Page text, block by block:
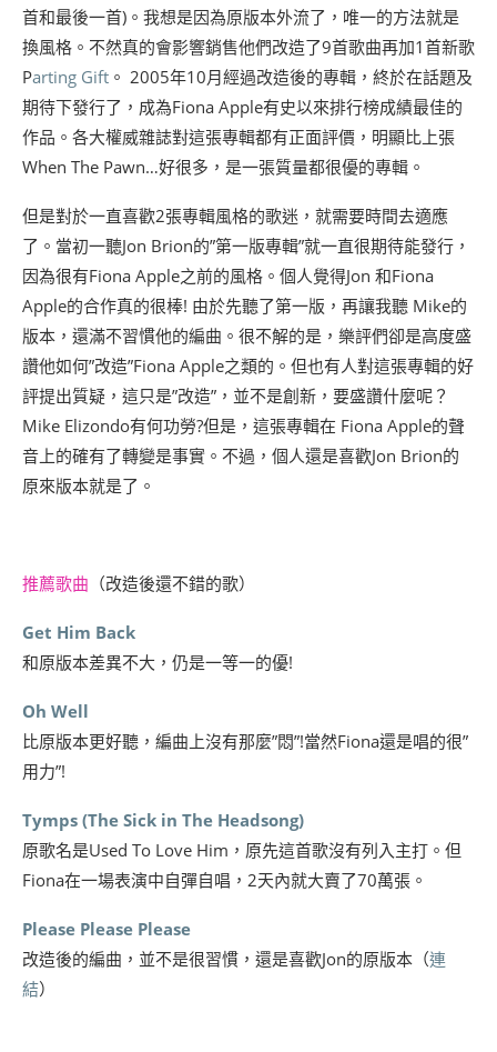
首和最後一首)。我想是因為原版本外流了，唯一的方法就是
換風格。不然真的會影響銷售他們改造了9首歌曲再加1首新歌
Parting Gift 。 2005年10月經過改造後的專輯，終於在話題及
期待下發行了，成為Fiona Apple有史以來排行榜成績最佳的
作品。各大權威雜誌對這張專輯都有正面評價，明顯比上張
When The Pawn…好很多，是一張質量都很優的專輯。
但是對於一直喜歡2張專輯風格的歌迷，就需要時間去適應
了。當初一聽Jon Brion的”第一版專輯”就一直很期待能發行，
因為很有Fiona Apple之前的風格。個人覺得Jon 和Fiona
Apple的合作真的很棒! 由於先聽了第一版，再讓我聽 Mike的
版本，還滿不習慣他的編曲。很不解的是，樂評們卻是高度盛
讚他如何”改造”Fiona Apple之類的。但也有人對這張專輯的好
評提出質疑，這只是”改造”，並不是創新，要盛讚什麼呢？
Mike Elizondo有何功勞?但是，這張專輯在 Fiona Apple的聲
音上的確有了轉變是事實。不過，個人還是喜歡Jon Brion的
原來版本就是了。
推薦歌曲 （改造後還不錯的歌）
Get Him Back
和原版本差異不大，仍是一等一的優!
Oh Well
比原版本更好聽，編曲上沒有那麼”悶”!當然Fiona還是唱的很”
用力”!
Tymps (The Sick in The Headsong)
原歌名是Used To Love Him，原先這首歌沒有列入主打。但
Fiona在一場表演中自彈自唱，2天內就大賣了70萬張。
Please Please Please
改造後的編曲，並不是很習慣，還是喜歡Jon的原版本（連
結）